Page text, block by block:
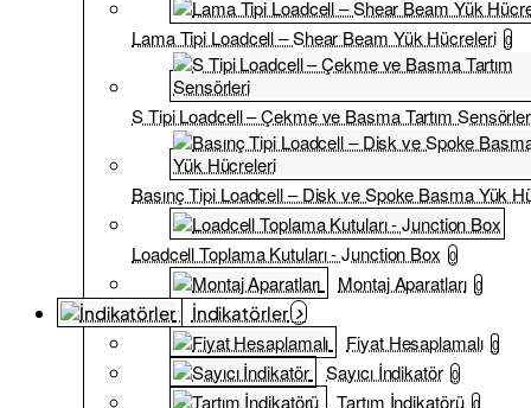
Lama Tipi Loadcell – Shear Beam Yük Hücreleri 0
S Tipi Loadcell – Çekme ve Basma Tartım
Basınç Tipi Loadcell – Disk ve Spoke Basma Yük
Loadcell Toplama Kutuları - Junction Box 0
Montaj Aparatları 0
İndikatörler
Fiyat Hesaplamalı 0
Sayıcı İndikatör 0
Tartım İndikatörü 0